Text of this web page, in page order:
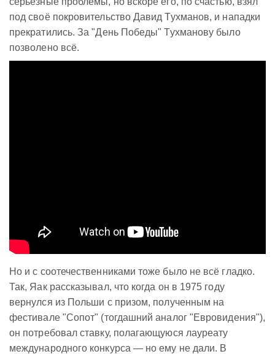
под своё покровительство Давид Тухманов, и нападки
прекратились. За "День Победы" Тухманову было
позволено всё.
Но и с соотечественниками тоже было не всё гладко.
Так, Яак рассказывал, что когда он в 1975 году
вернулся из Польши с призом, полученным на
фестивале "Сопот" (тогдашний аналог "Евровидения"),
он потребовал ставку, полагающуюся лауреату
международного конкурса — но ему не дали. В